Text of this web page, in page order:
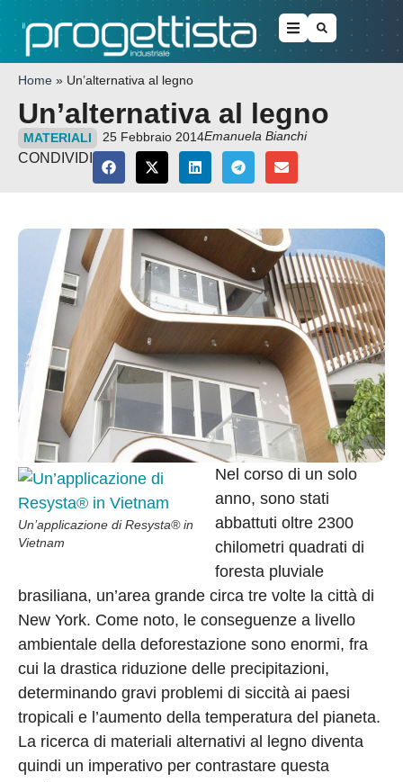
Home » Un’alternativa al legno
Un’alternativa al legno
MATERIALI 25 Febbraio 2014Emanuela Bianchi
CONDIVIDI
Un’applicazione di Resysta® in
Vietnam
Nel corso di un solo
anno, sono stati
abbattuti oltre 2300
chilometri quadrati di
foresta pluviale
brasiliana, un’area grande circa tre volte la città di
New York. Come noto, le conseguenze a livello
ambientale della deforestazione sono enormi, fra
cui la drastica riduzione delle precipitazioni,
determinando gravi problemi di siccità ai paesi
tropicali e l’aumento della temperatura del pianeta.
La ricerca di materiali alternativi al legno diventa
quindi un imperativo per contrastare questa